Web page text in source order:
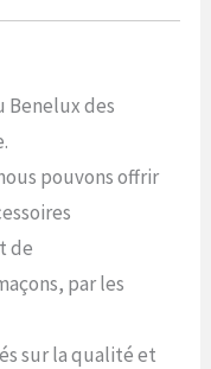
Benelux des
pouvons offrir
de
par les
sur la qualité et